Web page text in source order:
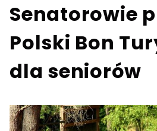
Senatorowie
Polski Bon
dla seniorów